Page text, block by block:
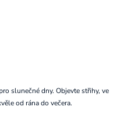
slunečné dny. Objevte střihy, ve
od rána do večera.